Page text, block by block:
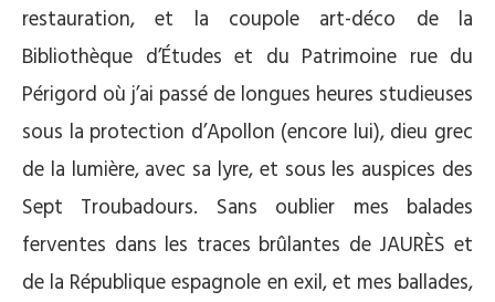
restauration, et la coupole art-déco de la
Bibliothèque d’Études et du Patrimoine rue du
Périgord où j’ai passé de longues heures studieuses
sous la protection d’Apollon (encore lui), dieu grec
de la lumière, avec sa lyre, et sous les auspices des
Sept Troubadours. Sans oublier mes balades
ferventes dans les traces brûlantes de JAURÈS et
de la République espagnole en exil, et mes ballades,